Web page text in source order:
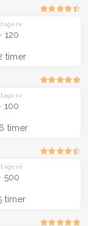
120
timer
100
timer
500
timer